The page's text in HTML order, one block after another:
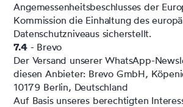
Angemessenheitsbeschlusses der
Kommission die Einhaltung des
Datenschutzniveaus sicherstellt.
7.4- Brevo
Der Versand unserer WhatsApp-
diesen Anbieter: Brevo GmbH,
10179 Berlin, Deutschland
Auf Basis unseres berechtigten